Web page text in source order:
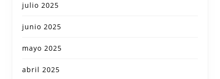
julio 2025
junio 2025
mayo 2025
abril 2025